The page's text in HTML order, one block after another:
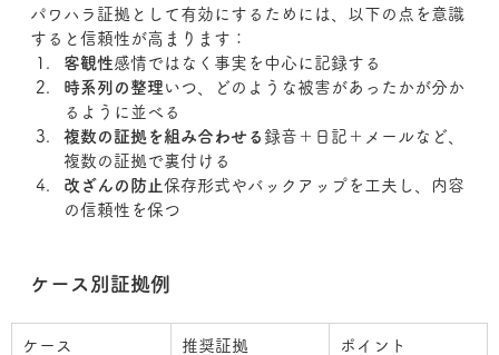
パワハラ証拠として有効にするためには、以下の点を意識
すると信頼性が高まります：
客観性感情ではなく事実を中心に記録する
時系列の整理 いつ、どのような被害があったかが分か
るように並べる
複数の証拠を組み合わせる 録音＋日記＋メールなど、
複数の証拠で裏付ける
改ざんの防止保存形式やバックアップを工夫し、内容
の信頼性を保つ
ケース別証拠例
ケース 推奨証拠 ポイント